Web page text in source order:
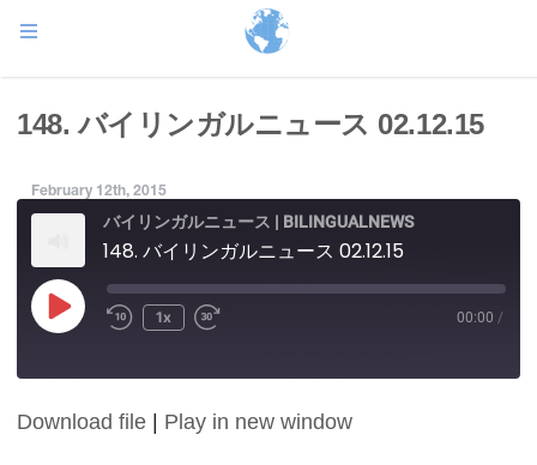
148. バイリンガルニュース 02.12.15
February 12th, 2015
バイリンガルニュース | BILINGUALNEWS
148. バイリンガルニュース 02.12.15
Play
Episode
1x 00:00 /
SHARE
Download file Play in new window